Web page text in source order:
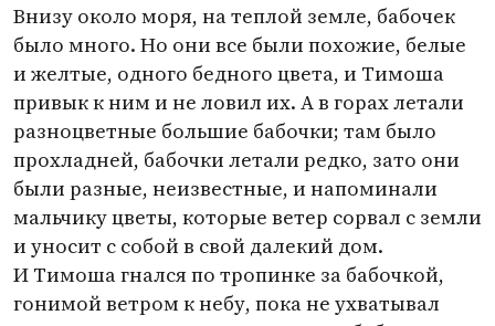
Внизу около моря, на теплой земле, бабочек
было много. Но они все были похожие, белые
и желтые, одного бедного цвета, и Тимоша
привык к ним и не ловил их. А в горах летали
разноцветные большие бабочки; там было
прохладней, бабочки летали редко, зато они
были разные, неизвестные, и напоминали
мальчику цветы, которые ветер сорвал с земли
и уносит с собой в свой далекий дом.
И Тимоша гнался по тропинке за бабочкой,
гонимой ветром к небу, пока не ухватывал